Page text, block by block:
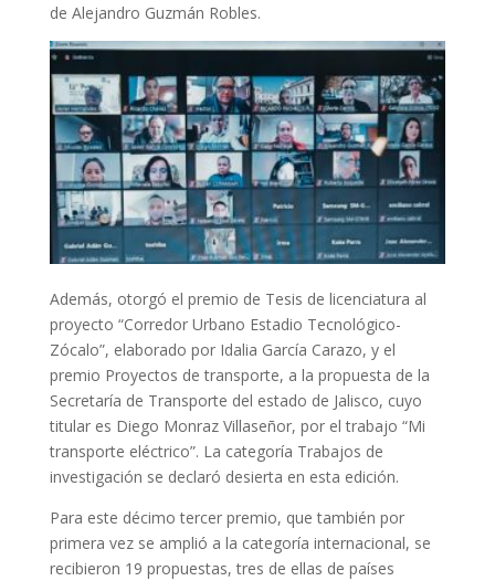
de Alejandro Guzmán Robles.
Además, otorgó el premio de Tesis de licenciatura al
proyecto “Corredor Urbano Estadio Tecnológico-
Zócalo”, elaborado por Idalia García Carazo, y el
premio Proyectos de transporte, a la propuesta de la
Secretaría de Transporte del estado de Jalisco, cuyo
titular es Diego Monraz Villaseñor, por el trabajo “Mi
transporte eléctrico”. La categoría Trabajos de
investigación se declaró desierta en esta edición.
Para este décimo tercer premio, que también por
primera vez se amplió a la categoría internacional, se
recibieron 19 propuestas, tres de ellas de países